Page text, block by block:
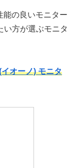
能の良いモニター
い方が選ぶモニタ
オーノ) モニタ